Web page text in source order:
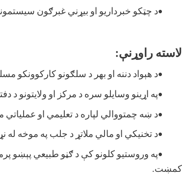
•د چټکو خبرداریو او بیړني غبرګون
لاسته راوړنې:
•د هېواد دننه او بهر د سلګونو کارکوونکو
•په اړینو وسایلو سره د مرکز او ولایتونو د
•د ښه چمتووالي لپاره د تعلیمي او عملیاتي
•د تخنیکي او مالي ملاتړ د جلب په موخه له
•په وروستیو کلونو کې د ګڼو طبیعي پېښو
کمښت.